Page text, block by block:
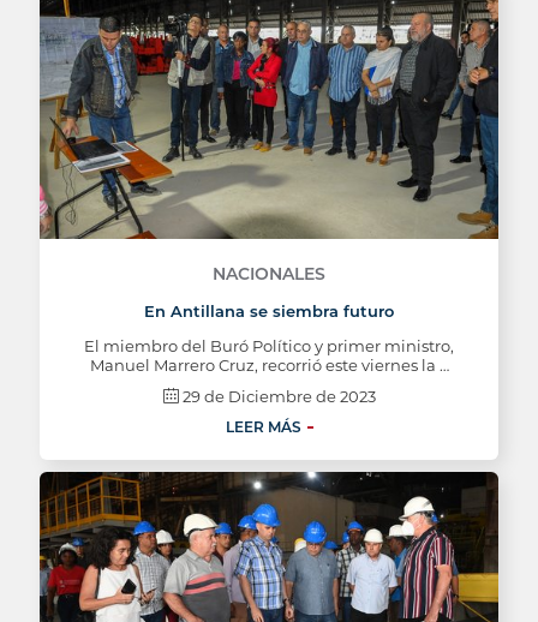
NACIONALES
En Antillana se siembra futuro
El miembro del Buró Político y primer ministro,
Manuel Marrero Cruz, recorrió este viernes la …
29 de Diciembre de 2023
LEER MÁS